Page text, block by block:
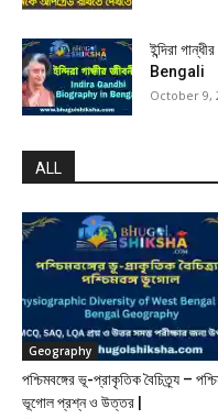
ইন্দিরা
Bengali
October 9,
ALL
Geography
পশ্চিমবঙ্গের ভূ-প্রাকৃতিক বৈচিত্র্য –
ভূগোল প্রশ্ন ও উত্তর |